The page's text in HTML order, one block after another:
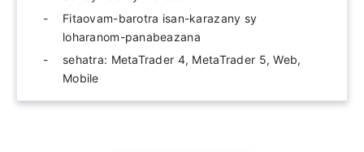
Fitaovam-barotra isan-karazany sy
loharanom-panabeazana
sehatra: MetaTrader 4, MetaTrader 5, Web,
Mobile